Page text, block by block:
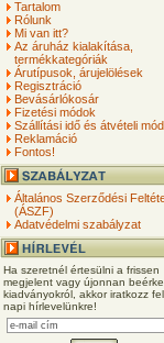
Tartalom
Rólunk
Mi van itt?
Az áruház kialakítása,
termékkategóriák
Árutípusok, árujelölések
Regisztráció
Bevásárlókosár
Fizetési módok
Szállítási idő és átvételi
Reklamáció
Fontos!
Általános Szerződési
(ÁSZF)
Adatvédelmi szabályzat
Ha szeretnél értesülni a frissen
megjelent vagy újonnan
kiadványokról, akkor iratkozz fel
napi hírlevelünkre!